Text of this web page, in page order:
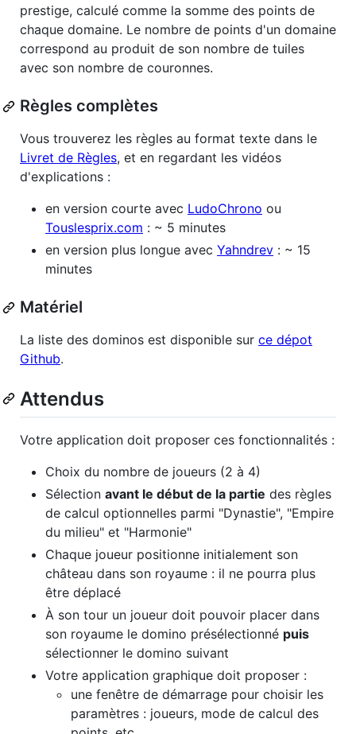
prestige, calculé comme la somme des points de
chaque domaine. Le nombre de points d'un domaine
correspond au produit de son nombre de tuiles
avec son nombre de couronnes.
Règles complètes
Vous trouverez les règles au format texte dans le
Livret de Règles, et en regardant les vidéos
d'explications :
en version courte avec LudoChrono ou
Touslesprix.com : ~ 5 minutes
en version plus longue avec Yahndrev : ~ 15
minutes
Matériel
La liste des dominos est disponible sur ce dépot
Github.
Attendus
Votre application doit proposer ces fonctionnalités :
Choix du nombre de joueurs (2 à 4)
Sélection avant le début de la partie des règles
de calcul optionnelles parmi "Dynastie", "Empire
du milieu" et "Harmonie"
Chaque joueur positionne initialement son
château dans son royaume : il ne pourra plus
être déplacé
À son tour un joueur doit pouvoir placer dans
son royaume le domino présélectionné puis
sélectionner le domino suivant
Votre application graphique doit proposer :
une fenêtre de démarrage pour choisir les
paramètres : joueurs, mode de calcul des